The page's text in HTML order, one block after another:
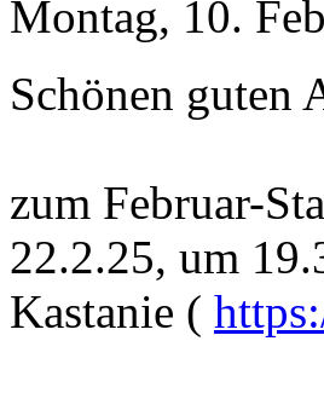
Montag, 10.
Schönen guten
zum Februar-
22.2.25, um
Kastanie (